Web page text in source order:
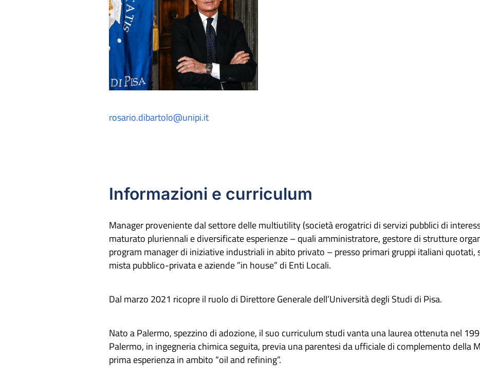
rosario.dibartolo@unipi.it
Informazioni e curriculum
Manager proveniente dal settore delle multiutility (società erogatrici di servizi pubblici di
maturato pluriennali e diversificate esperienze – quali amministratore, gestore di strutture
program manager di iniziative industriali in abito privato – presso primari gruppi italiani quotati,
mista pubblico-privata e aziende ”in house” di Enti Locali.
Dal marzo 2021 ricopre il ruolo di Direttore Generale dell’Università degli Studi di Pisa.
Nato a Palermo, spezzino di adozione, il suo curriculum studi vanta una laurea ottenuta nel
Palermo, in ingegneria chimica seguita, previa una parentesi da ufficiale di complemento della
prima esperienza in ambito “oil and refining”.